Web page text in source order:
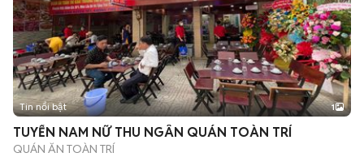
Tin nổi bật 1
TUYỂN NAM NỮ THU NGÂN QUÁN TOÀN TRÍ
QUÁN ĂN TOÀN TRÍ